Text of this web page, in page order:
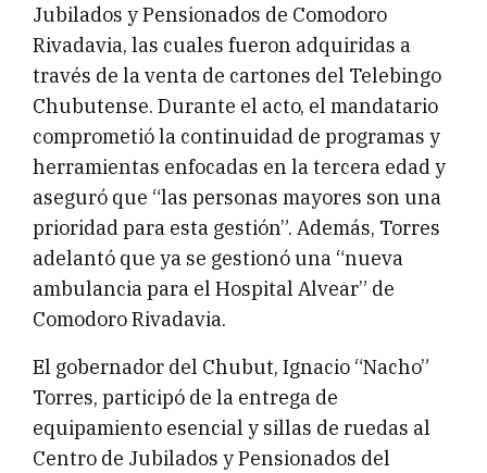
Jubilados y Pensionados de Comodoro
Rivadavia, las cuales fueron adquiridas a
través de la venta de cartones del Telebingo
Chubutense. Durante el acto, el mandatario
comprometió la continuidad de programas y
herramientas enfocadas en la tercera edad y
aseguró que “las personas mayores son una
prioridad para esta gestión”. Además, Torres
adelantó que ya se gestionó una “nueva
ambulancia para el Hospital Alvear” de
Comodoro Rivadavia.
El gobernador del Chubut, Ignacio “Nacho”
Torres, participó de la entrega de
equipamiento esencial y sillas de ruedas al
Centro de Jubilados y Pensionados del